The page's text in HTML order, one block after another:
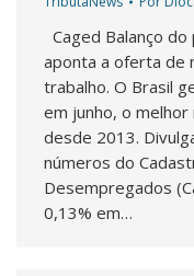
Caged Balanço
aponta a oferta de
trabalho. O Brasil
em junho, o
desde 2013.
números do
Desempregados
0,13% em…